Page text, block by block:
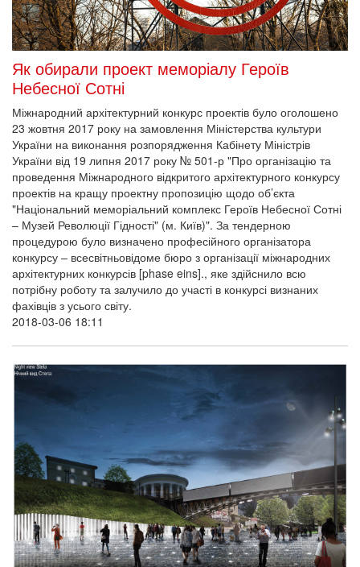
Як обирали проект меморіалу Героїв
Небесної Сотні
Міжнародний архітектурний конкурс проектів було оголошено
23 жовтня 2017 року на замовлення Міністерства культури
України на виконання розпорядження Кабінету Міністрів
України від 19 липня 2017 року № 501-р "Про організацію та
проведення Міжнародного відкритого архітектурного конкурсу
проектів на кращу проектну пропозицію щодо об’єкта
"Національний меморіальний комплекс Героїв Небесної Сотні
– Музей Революції Гідності" (м. Київ)". За тендерною
процедурою було визначено професійного організатора
конкурсу – всесвітньовідоме бюро з організації міжнародних
архітектурних конкурсів [phase eins]., яке здійснило всю
потрібну роботу та залучило до участі в конкурсі визнаних
фахівців з усього світу.
2018-03-06 18:11